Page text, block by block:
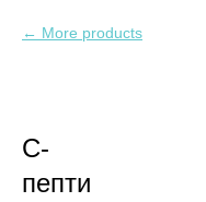
More products
С-
пепти